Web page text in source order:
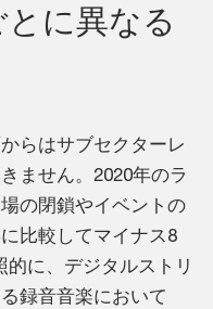
に異なる
らはサブセクターレ
ません。2020年のラ
の閉鎖やイベントの
比較してマイナス8
に、デジタルストリ
録音音楽において